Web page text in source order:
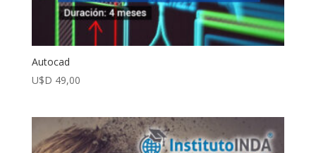
Autocad
U$D 49,00